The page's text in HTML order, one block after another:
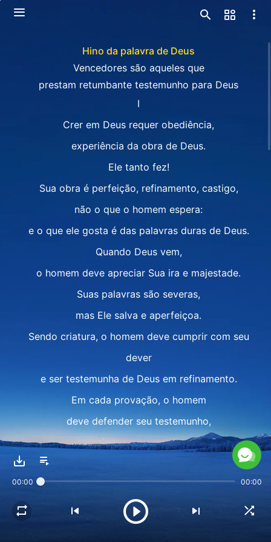
Hino da palavra de Deus
Vencedores são aqueles que
prestam retumbante testemunho para Deus
I
Crer em Deus requer obediência,
experiência da obra de Deus.
Ele tanto fez!
Sua obra é perfeição, refinamento, castigo,
não o que o homem espera:
e o que ele gosta é das palavras duras de Deus.
Quando Deus vem,
o homem deve apreciar Sua ira e majestade.
Suas palavras são severas,
mas Ele salva e aperfeiçoa.
Sendo criatura, o homem deve cumprir com seu
dever
e ser testemunha de Deus em refinamento.
Em cada provação, o homem
deve defender seu testemunho,
prestar retumbante testemunho para Deus.
mantenha a confiança em Deus,
nunca perca a confiança, faça o que deve fazer.
Isto é o que Deus requer do homem.
00:00 00:00